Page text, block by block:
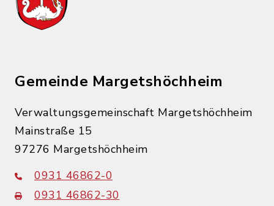
Gemeinde Margetshöchheim
Verwaltungsgemeinschaft Margetshöchheim
Mainstraße 15
97276 Margetshöchheim
0931 46862-0
0931 46862-30